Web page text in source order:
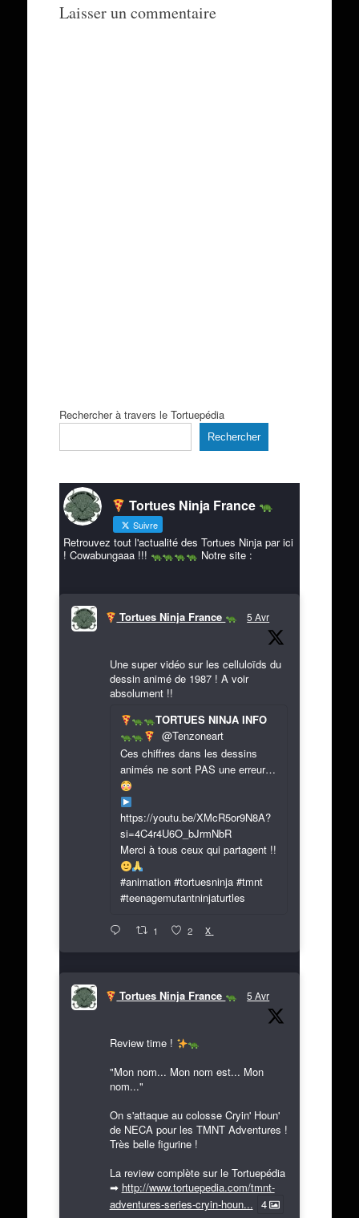
Laisser un commentaire
Rechercher à travers le Tortuepédia
Rechercher
Tortues Ninja France
Suivre
Retrouvez tout l'actualité des Tortues Ninja par ici
! Cowabungaaa !!!
Notre site :
Tortues Ninja France 5 Avr
Une super vidéo sur les celluloïds du
dessin animé de 1987 ! A voir
absolument !!
TORTUES NINJA INFO
@Tenzoneart
Ces chiffres dans les dessins
animés ne sont PAS une erreur…
https://youtu.be/XMcR5or9N8A?
si=4C4r4U6O_bJrmNbR
Merci à tous ceux qui partagent !!
#animation #tortuesninja #tmnt
#teenagemutantninjaturtles
1 2 X
Tortues Ninja France 5 Avr
Review time !
"Mon nom... Mon nom est... Mon
nom..."
On s'attaque au colosse Cryin' Houn'
de NECA pour les TMNT Adventures !
Très belle figurine !
La review complète sur le Tortuepédia
➡ http://www.tortuepedia.com/tmnt-
adventures-series-cryin-houn... 4